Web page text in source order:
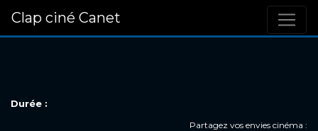
Clap ciné Canet
Durée :
Partagez vos envies cinéma :